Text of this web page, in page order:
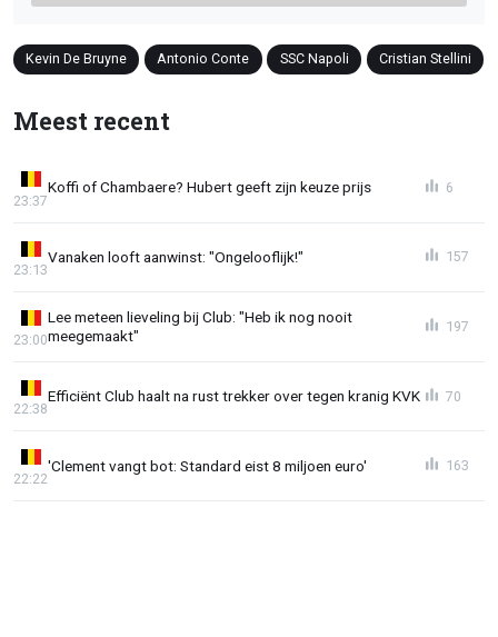
Kevin De Bruyne Antonio Conte SSC Napoli Cristian Stellini
Meest recent
Koffi of Chambaere? Hubert geeft zijn keuze prijs
23:37
6
Vanaken looft aanwinst: "Ongelooflijk!"
23:13
157
Lee meteen lieveling bij Club: "Heb ik nog nooit
meegemaakt"
23:00
197
Efficiënt Club haalt na rust trekker over tegen kranig KVK
22:38
70
'Clement vangt bot: Standard eist 8 miljoen euro'
22:22
163